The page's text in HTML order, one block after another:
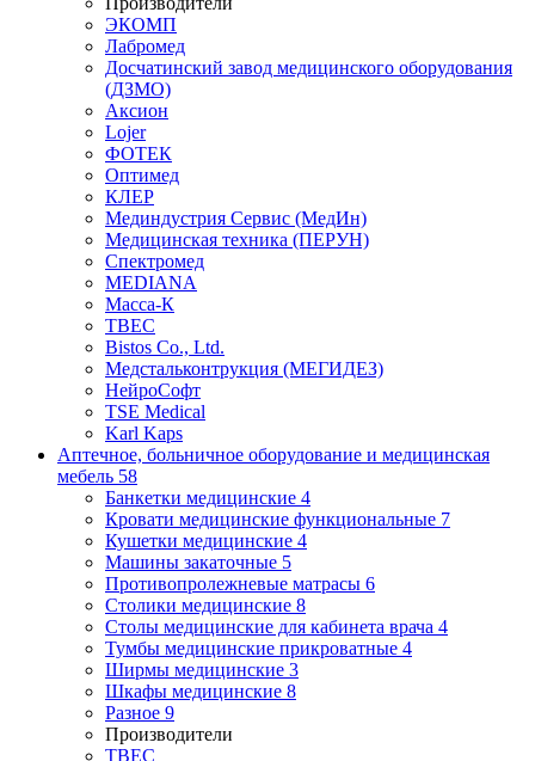
ЭКОМП
Лабромед
Досчатинский завод медицинского оборудования
(ДЗМО)
Аксион
Lojer
ФОТЕК
Оптимед
КЛЕР
Мединдустрия Сервис (МедИн)
Медицинская техника (ПЕРУН)
Спектромед
MEDIANA
Масса-К
ТВЕС
Bistos Co., Ltd.
Медстальконтрукция (МЕГИДЕЗ)
НейроСофт
TSE Medical
Karl Kaps
Аптечное, больничное оборудование и медицинская
мебель 58
Банкетки медицинские 4
Кровати медицинские функциональные 7
Кушетки медицинские 4
Машины закаточные 5
Противопролежневые матрасы 6
Столики медицинские 8
Столы медицинские для кабинета врача 4
Тумбы медицинские прикроватные 4
Ширмы медицинские 3
Шкафы медицинские 8
Разное 9
Производители
ТВЕС